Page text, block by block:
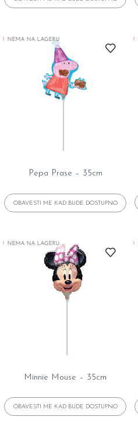
NEMA NA LAGERU
Pepa Prase – 35cm
NEMA NA LAGERU
Minnie Mouse – 35cm